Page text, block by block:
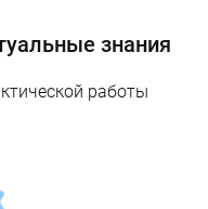
знания
работы